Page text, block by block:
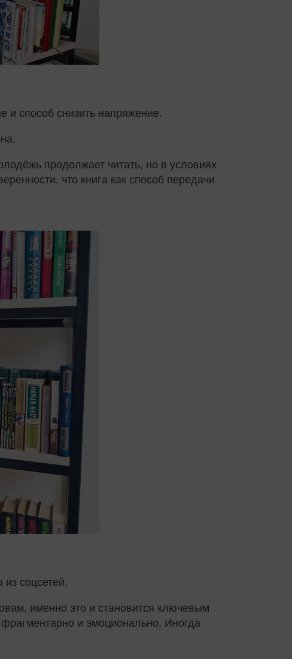
и способ снизить напряжение.
продолжает читать, но в условиях
что книга как способ передачи
соцсетей.
именно это и становится ключевым
и эмоционально. Иногда